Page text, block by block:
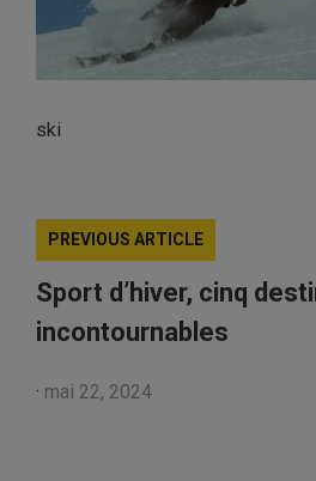
ski
PREVIOUS ARTICLE
Sport d’hiver, cinq
incontournables
· mai 22, 2024